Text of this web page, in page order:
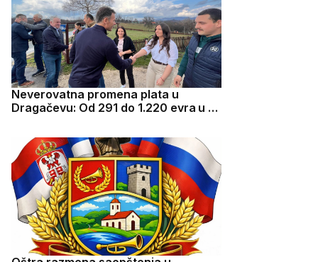
Neverovatna promena plata u
Dragačevu: Od 291 do 1.220 evra u 15